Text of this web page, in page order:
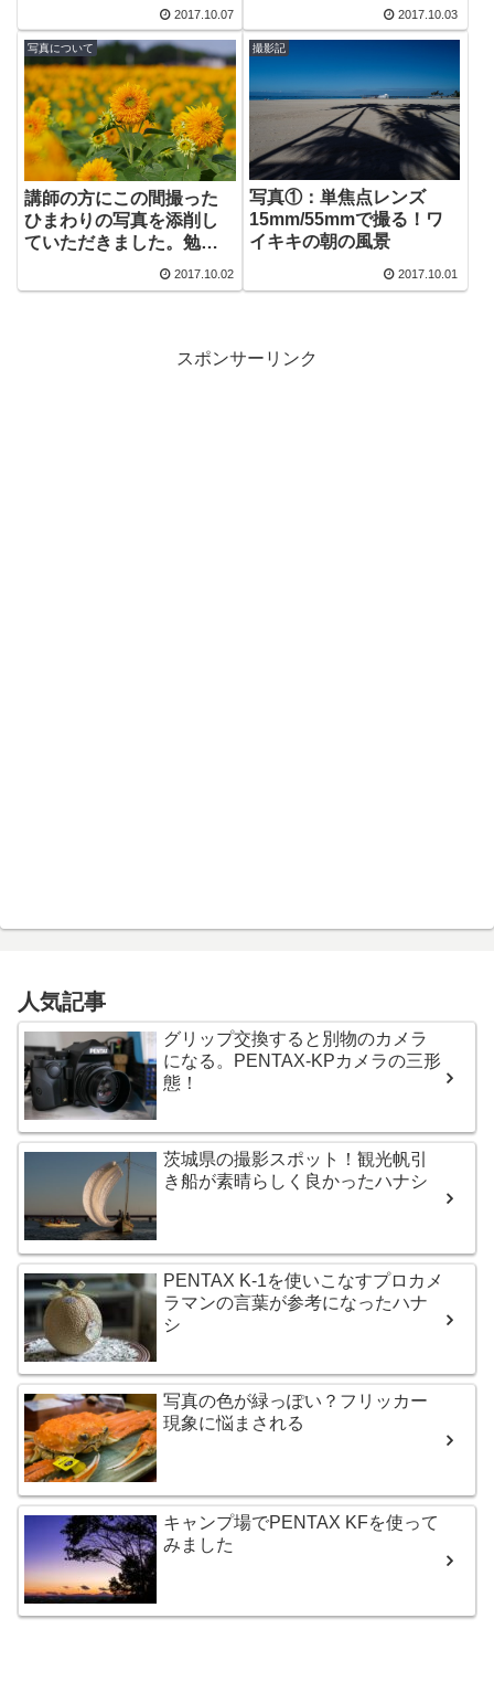
2017.10.07 2017.10.03
写真について
講師の方にこの間撮った
ひまわりの写真を添削し
ていただきました。勉強
2017.10.02
撮影記
写真①：単焦点レンズ
15mm/55mmで撮る！ワ
イキキの朝の風景
2017.10.01
スポンサーリンク
人気記事
グリップ交換すると別物のカメラ
になる。PENTAX-KPカメラの三形
態！
茨城県の撮影スポット！観光帆引
き船が素晴らしく良かったハナシ
PENTAX K-1を使いこなすプロカメ
ラマンの言葉が参考になったハナ
シ
写真の色が緑っぽい？フリッカー
現象に悩まされる
キャンプ場でPENTAX KFを使って
みました